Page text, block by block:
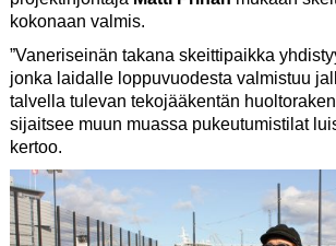
kokonaan valmis.
”Vaneriseinän takana skeittipaikka
jonka laidalle loppuvuodesta valmistuu
talvella tulevan tekojääkentän
sijaitsee muun muassa pukeutumistilat
kertoo.